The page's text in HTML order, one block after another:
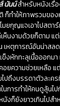
นันน์สำหรับหนังเรื่
ให้ภาพรวมของห
ยกุญแจเอาไปสต
ห็นงามด้วยก็ตาม
หตุการณ์อันน่าสล
งหักทะลุเนื้อออก
วามช่วยเหลือ แ
ถึงบรรดาตัวละค
การทำให้คนดูลุ้น
ก็ยังยาวเกินไปสำ